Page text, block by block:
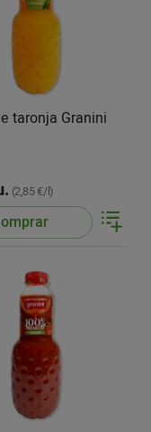
taronja Granini
(2,85 €/l)